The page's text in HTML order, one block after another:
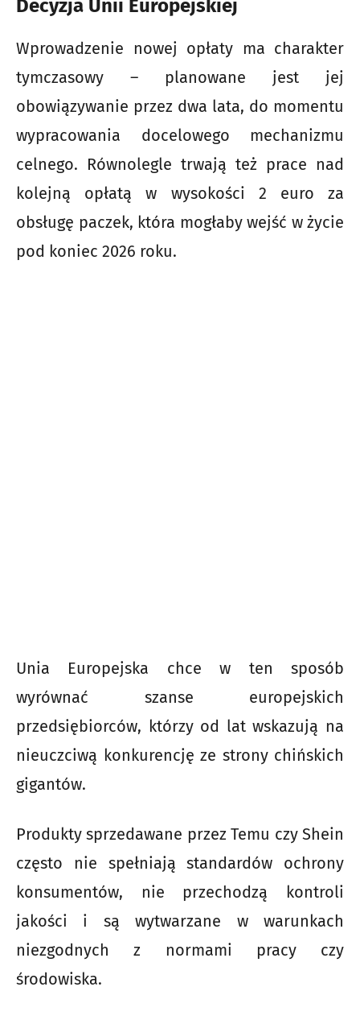
Decyzja Unii Europejskiej
Wprowadzenie nowej opłaty ma charakter
tymczasowy – planowane jest jej
obowiązywanie przez dwa lata, do momentu
wypracowania docelowego mechanizmu
celnego. Równolegle trwają też prace nad
kolejną opłatą w wysokości 2 euro za
obsługę paczek, która mogłaby wejść w życie
pod koniec 2026 roku.
Unia Europejska chce w ten sposób
wyrównać szanse europejskich
przedsiębiorców, którzy od lat wskazują na
nieuczciwą konkurencję ze strony chińskich
gigantów.
Produkty sprzedawane przez Temu czy Shein
często nie spełniają standardów ochrony
konsumentów, nie przechodzą kontroli
jakości i są wytwarzane w warunkach
niezgodnych z normami pracy czy
środowiska.